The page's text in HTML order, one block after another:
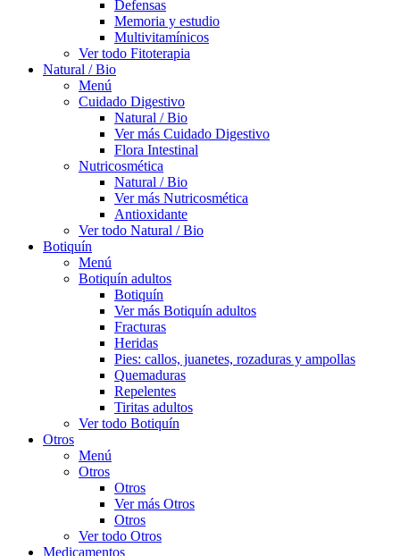
Defensas
Memoria y estudio
Multivitamínicos
Ver todo Fitoterapia
Natural / Bio
Menú
Cuidado Digestivo
Natural / Bio
Ver más Cuidado Digestivo
Flora Intestinal
Nutricosmética
Natural / Bio
Ver más Nutricosmética
Antioxidante
Ver todo Natural / Bio
Botiquín
Menú
Botiquín adultos
Botiquín
Ver más Botiquín adultos
Fracturas
Heridas
Pies: callos, juanetes, rozaduras y ampollas
Quemaduras
Repelentes
Tiritas adultos
Ver todo Botiquín
Otros
Menú
Otros
Otros
Ver más Otros
Otros
Ver todo Otros
Medicamentos